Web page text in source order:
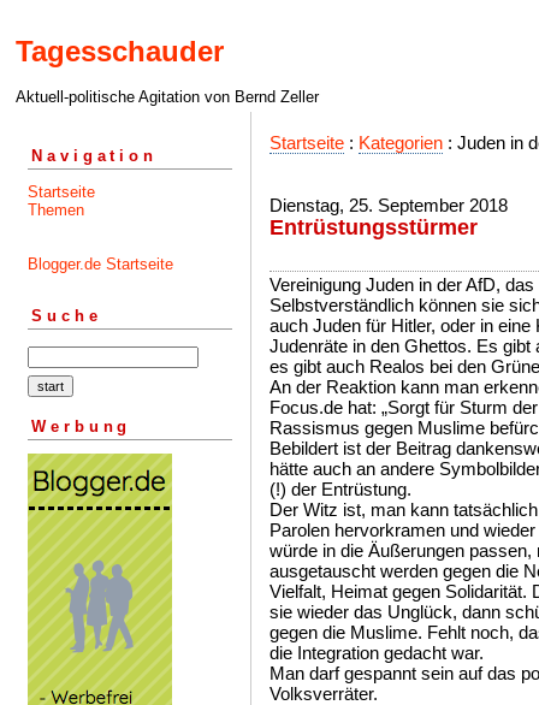
Tagesschauder
Aktuell-politische Agitation von Bernd Zeller
Navigation
Startseite
Themen
Blogger.de Startseite
Suche
Werbung
Startseite : Kategorien : Juden in
Dienstag, 25. September 2018
Entrüstungsstürmer
Vereinigung Juden in der AfD,
Selbstverständlich können sie
auch Juden für Hitler, oder in
Judenräte in den Ghettos. Es
es gibt auch Realos bei den
An der Reaktion kann man
Focus.de hat: „Sorgt für Sturm
Rassismus gegen Muslime
Bebildert ist der Beitrag
hätte auch an andere
(!) der Entrüstung.
Der Witz ist, man kann
Parolen hervorkramen und
würde in die Äußerungen
ausgetauscht werden gegen die
Vielfalt, Heimat gegen Solidarität.
sie wieder das Unglück, dann
gegen die Muslime. Fehlt noch,
die Integration gedacht war.
Man darf gespannt sein auf das
Volksverräter.